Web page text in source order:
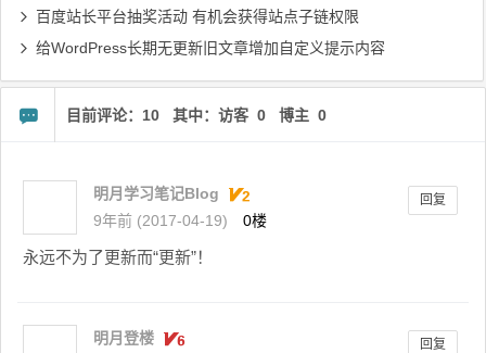
百度站长平台抽奖活动 有机会获得站点子链权限
给WordPress长期无更新旧文章增加自定义提示内容
目前评论：10 其中：访客 0 博主 0
明月学习笔记Blog
9年前 (2017-04-19)
0楼
回复
永远不为了更新而“更新”！
明月登楼
回复